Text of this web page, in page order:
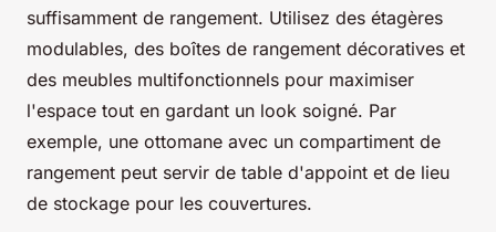
suffisamment de rangement. Utilisez des étagères
modulables, des boîtes de rangement décoratives et
des meubles multifonctionnels pour maximiser
l'espace tout en gardant un look soigné. Par
exemple, une ottomane avec un compartiment de
rangement peut servir de table d'appoint et de lieu
de stockage pour les couvertures.